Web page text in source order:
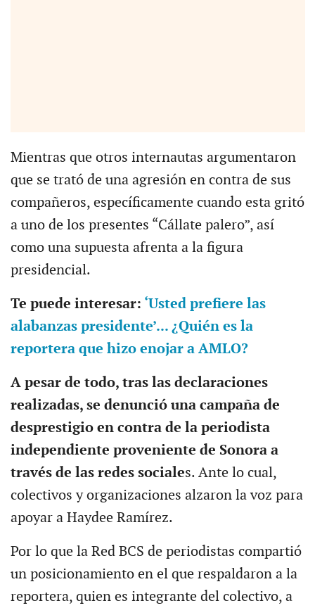
Mientras que otros internautas argumentaron
que se trató de una agresión en contra de sus
compañeros, específicamente cuando esta gritó
a uno de los presentes “Cállate palero”, así
como una supuesta afrenta a la figura
presidencial.
Te puede interesar: ‘Usted prefiere las
alabanzas presidente’... ¿Quién es la
reportera que hizo enojar a AMLO?
A pesar de todo, tras las declaraciones
realizadas, se denunció una campaña de
desprestigio en contra de la periodista
independiente proveniente de Sonora a
través de las redes sociales. Ante lo cual,
colectivos y organizaciones alzaron la voz para
apoyar a Haydee Ramírez.
Por lo que la Red BCS de periodistas compartió
un posicionamiento en el que respaldaron a la
reportera, quien es integrante del colectivo, a